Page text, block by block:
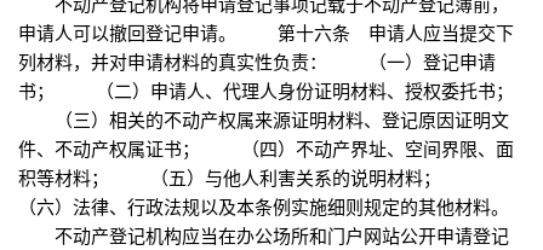
申请人可以撤回登记申请。 第十六条 申请人应当提交下
列材料，并对申请材料的真实性负责： （一）登记申请
书； （二）申请人、代理人身份证明材料、授权委托书；
（三）相关的不动产权属来源证明材料、登记原因证明文
件、不动产权属证书； （四）不动产界址、空间界限、面
积等材料； （五）与他人利害关系的说明材料；
（六）法律、行政法规以及本条例实施细则规定的其他材料。
不动产登记机构应当在办公场所和门户网站公开申请登记